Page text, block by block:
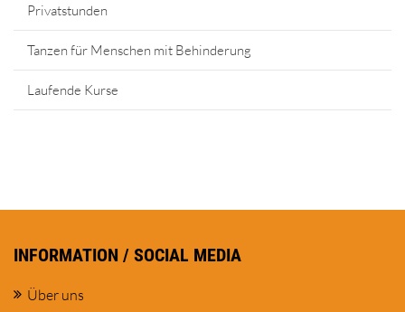
Privatstunden
Tanzen für Menschen mit Behinderung
Laufende Kurse
INFORMATION / SOCIAL MEDIA
Über uns